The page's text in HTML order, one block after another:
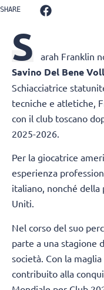
SHARE
S arah Franklin
Savino Del Bene
Schiacciatrice
tecniche e atletiche,
con il club toscano
2025-2026.
Per la giocatrice
esperienza
italiano, nonché
Uniti.
Nel corso del suo
parte a una stagione
società. Con la
contribuito alla